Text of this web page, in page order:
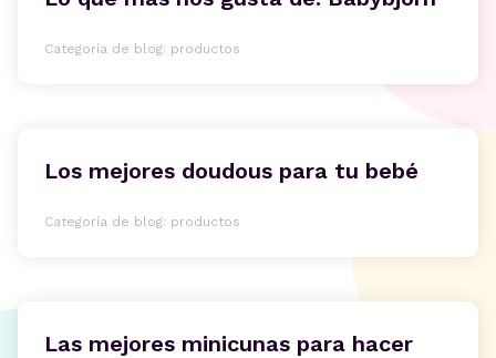
Categoría de blog: productos
Los mejores doudous para tu bebé
Categoría de blog: productos
Las mejores minicunas para hacer